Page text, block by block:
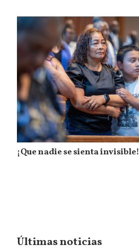
¡Que nadie se sienta invisible!
Últimas noticias